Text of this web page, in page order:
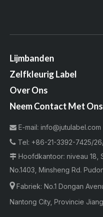
Lijmbanden
Zelfkleurig Label
Over Ons
Neem Contact Met
 E-mail: info@jutulabel.com
 Tel: +86-21-3392-7425/
 Hoofdkantoor: niveau 18,
No.1403, Minsheng Rd.
Fabriek: No.1 Dongan
Nantong City, Provincie